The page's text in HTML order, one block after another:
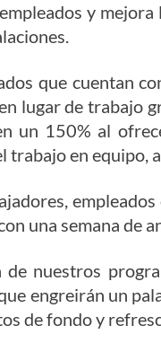
y
que cuentan
lugar de trabajo
un 150% al
trabajo en equipo,
una semana de
de nuestros
engreirán un
de fondo y